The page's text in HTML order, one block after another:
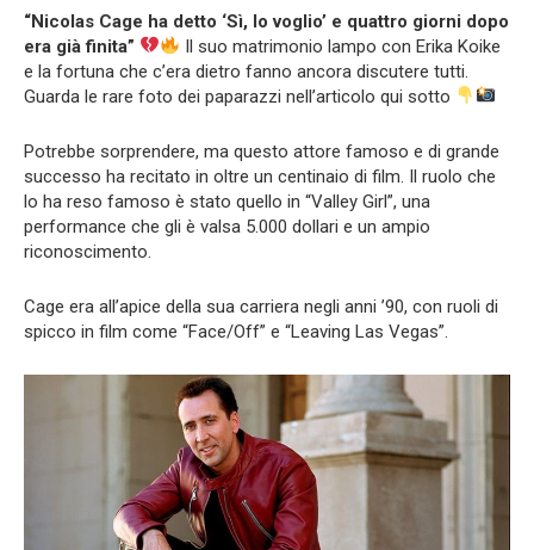
“Nicolas Cage ha detto ‘Sì, lo voglio’ e quattro giorni dopo
era già finita”
Il suo matrimonio lampo con Erika Koike
e la fortuna che c’era dietro fanno ancora discutere tutti.
Guarda le rare foto dei paparazzi nell’articolo qui sotto
Potrebbe sorprendere, ma questo attore famoso e di grande
successo ha recitato in oltre un centinaio di film. Il ruolo che
lo ha reso famoso è stato quello in “Valley Girl”, una
performance che gli è valsa 5.000 dollari e un ampio
riconoscimento.
Cage era all’apice della sua carriera negli anni ’90, con ruoli di
spicco in film come “Face/Off” e “Leaving Las Vegas”.